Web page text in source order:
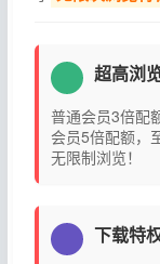
超高浏
普通会员3倍配
会员5倍配额，
无限制浏览！
下载特